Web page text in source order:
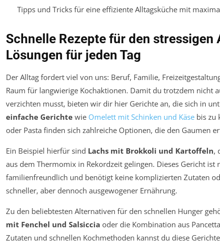
Tipps und Tricks für eine effiziente Alltagsküche mit
Schnelle Rezepte für den
Lösungen für jeden Tag
Der Alltag fordert viel von uns: Beruf, Familie,
Raum für langwierige Kochaktionen. Damit du trotzdem nicht
verzichten musst, bieten wir dir hier Gerichte an, die sich in
einfache Gerichte wie Omelett mit Schinken und Käse bis zu
oder Pasta finden sich zahlreiche Optionen, die den Gaumen
Ein Beispiel hierfür sind Lachs mit Brokkoli und Kartoffeln,
aus dem Thermomix in Rekordzeit gelingen. Dieses Gericht
familienfreundlich und benötigt keine komplizierten Zutaten
schneller, aber dennoch ausgewogener Ernährung.
Zu den beliebtesten Alternativen für den schnellen Hunger
mit Fenchel und Salsiccia oder die Kombination aus
Zutaten und schnellen Kochmethoden kannst du diese